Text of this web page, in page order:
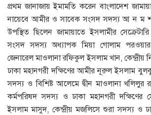
প্রথম জানাজায় ইমামতি করেন বাংলাদেশ
নায়েবে আমীর ও সাবেক সংসদ সদস্য আ ন ম
উপস্থিত ছিলেন জামায়াতে ইসলামীর
সংসদ সদস্য অধ্যাপক মিয়া গোলাম পরওয়ার,
জেনারেল মাওলানা রফিকুল ইসলাম খান, কেন্দ্রীয়
ঢাকা মহানগরী দক্ষিণের আমীর নূরুল ইসলাম
সদস্য ও বিশিষ্ট আলেমে দ্বীন মাওলানা খলিলুর
কর্মপরিষদ সদস্য ও ঢাকা মহানগরী দক্ষিণের
ইসলাম মাসুদ, কেন্দ্রীয় মজলিসে শুরা সদস্য ও